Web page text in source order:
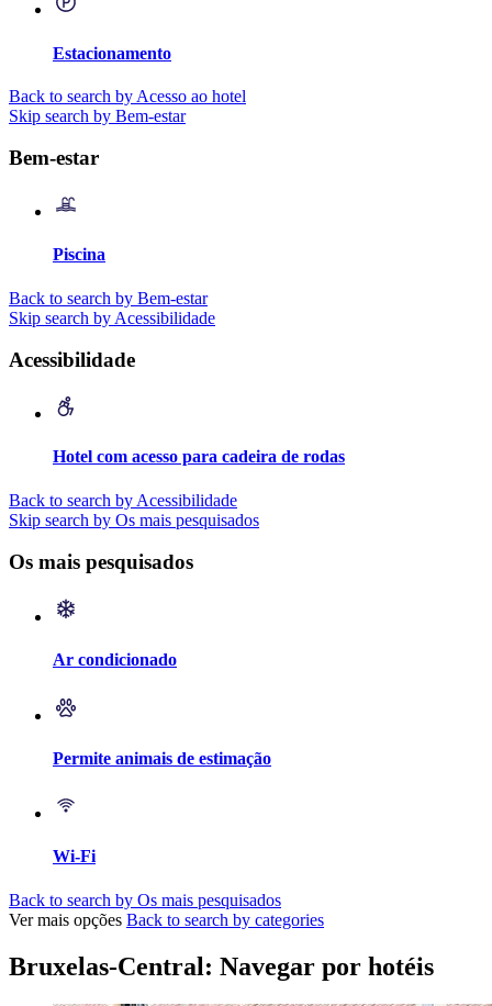
Estacionamento
Back to search by Acesso ao hotel
Skip search by Bem-estar
Bem-estar
Piscina
Back to search by Bem-estar
Skip search by Acessibilidade
Acessibilidade
Hotel com acesso para cadeira de rodas
Back to search by Acessibilidade
Skip search by Os mais pesquisados
Os mais pesquisados
Ar condicionado
Permite animais de estimação
Wi-Fi
Back to search by Os mais pesquisados
Ver mais opções Back to search by categories
Bruxelas-Central: Navegar por hotéis